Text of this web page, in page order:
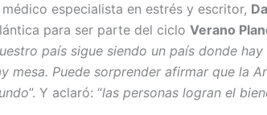
médico especialista en estrés y escritor,
para ser parte del ciclo Verano
país sigue siendo un país donde
mesa. Puede sorprender afirmar que la
”. Y aclaró: “las personas logran el